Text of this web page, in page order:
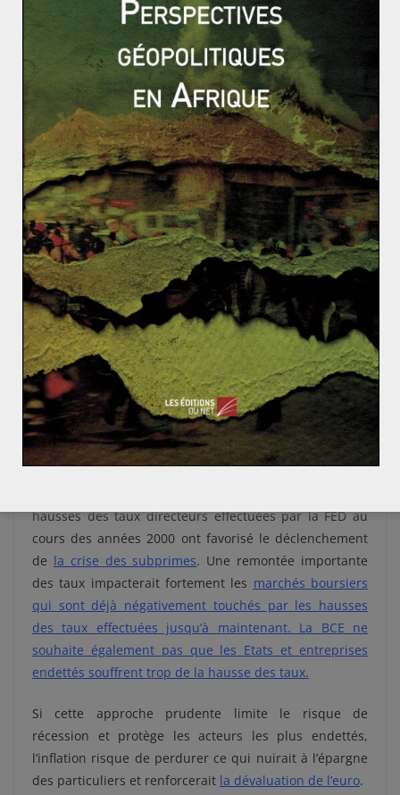
Afin de limiter l’inflation, le BCE a donc logiquement fait
le choix de remonter ses taux directeurs. Le 9 juin, elle
a annoncé qu’elle les relèvera de 0,25 points en juillet
et a ouvert la porte à une nouvelle hausse en
septembre. Cette approche est prudente si on la
compare à celle de la FED. En effet, la BCE a attendu le
9 juin pour annoncer la hausse de ses taux alors que la
FEDles avaient déjà relevés d’un quart de point le 16
mars et d’un demi-point en mai . Le 15 juin, la Fed a de
nouveau relevé ses taux directeurs (de trois quarts de
points).
Cette prudence peut être expliquée par les disparités
d’inflation existants entre les pays de la zone euro ce
qui limite la marge de manoeuvre de la BCE. En effet,
en mai 2022, l’inflation sur un an était respectivement
de 5,6% et 5,8% à Malte et en France alors qu’elle était
respectivement de 20,1% et 18,5% en Estonie et en
Lituanie .
La BCE craint qu’une hausse des taux trop brusque
hausses des taux directeurs effectuées par la FED au
cours des années 2000 ont favorisé le déclenchement
de la crise des subprimes. Une remontée importante
des taux impacterait fortement les marchés boursiers
qui sont déjà négativement touchés par les hausses
des taux effectuées jusqu’à maintenant. La BCE ne
souhaite également pas que les Etats et entreprises
endettés souffrent trop de la hausse des taux.
Si cette approche prudente limite le risque de
récession et protège les acteurs les plus endettés,
l’inflation risque de perdurer ce qui nuirait à l’épargne
des particuliers et renforcerait la dévaluation de l’euro.